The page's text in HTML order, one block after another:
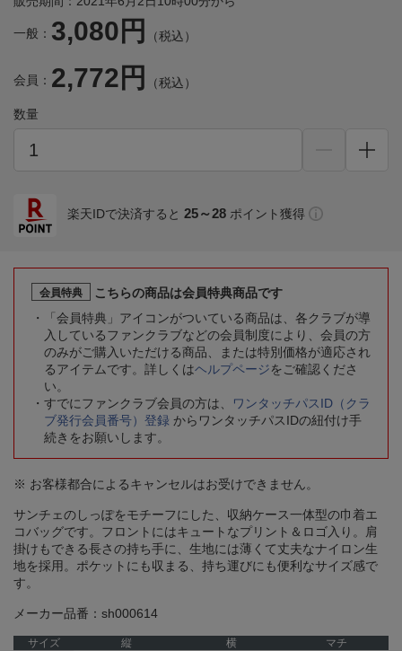
一般： 3,080円 （税込）
会員： 2,772円 （税込）
数量
楽天IDで決済すると 25～28 ポイント獲得
会員特典
こちらの商品は会員特典商品です
「会員特典」アイコンがついている商品は、各クラブが導
入しているファンクラブなどの会員制度により、会員の方
のみがご購入いただける商品、または特別価格が適応され
るアイテムです。詳しくはヘルプページをご確認くださ
い。
すでにファンクラブ会員の方は、
ワンタッチパスID（クラ
ブ発行会員番号）登録 からワンタッチパスIDの紐付け手
続きをお願いします。
※ お客様都合によるキャンセルはお受けできません。
サンチェのしっぽをモチーフにした、収納ケース一体型の巾着エ
コバッグです。フロントにはキュートなプリント＆ロゴ入り。肩
掛けもできる長さの持ち手に、生地には薄くて丈夫なナイロン生
地を採用。ポケットにも収まる、持ち運びにも便利なサイズ感で
す。
メーカー品番：sh000614
サイズ 縦 横 マチ